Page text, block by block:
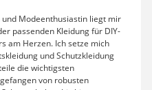
Modeenthusiastin liegt mir
passenden Kleidung für DIY-
am Herzen. Ich setze mich
und Schutzkleidung
die wichtigsten
von robusten